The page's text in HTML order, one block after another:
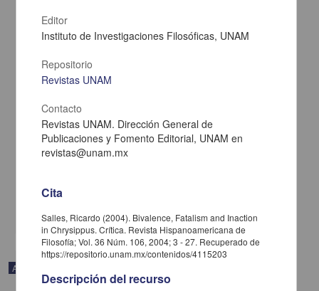
Historia
López Ramos, Jorge A. - Instituto de Investigaciones Filológicas,
Artes y Humanidades
Artículo
Editor
Instituto de Investigaciones Filosóficas, UNAM
Repositorio
Revistas UNAM
Contacto
Revistas UNAM. Dirección General de
Publicaciones y Fomento Editorial, UNAM en
revistas@unam.mx
Cita
Salles, Ricardo (2004). Bivalence, Fatalism and Inaction
in Chrysippus. Crítica. Revista Hispanoamericana de
Filosofía; Vol. 36 Núm. 106, 2004; 3 - 27. Recuperado de
https://repositorio.unam.mx/contenidos/4115203
Descripción del recurso